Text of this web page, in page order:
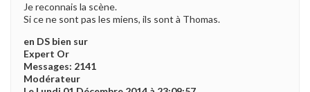
Je reconnais la scène.
Si ce ne sont pas les miens, ils sont à Thomas.
en DS bien sur
Expert Or
Messages: 2141
Modérateur